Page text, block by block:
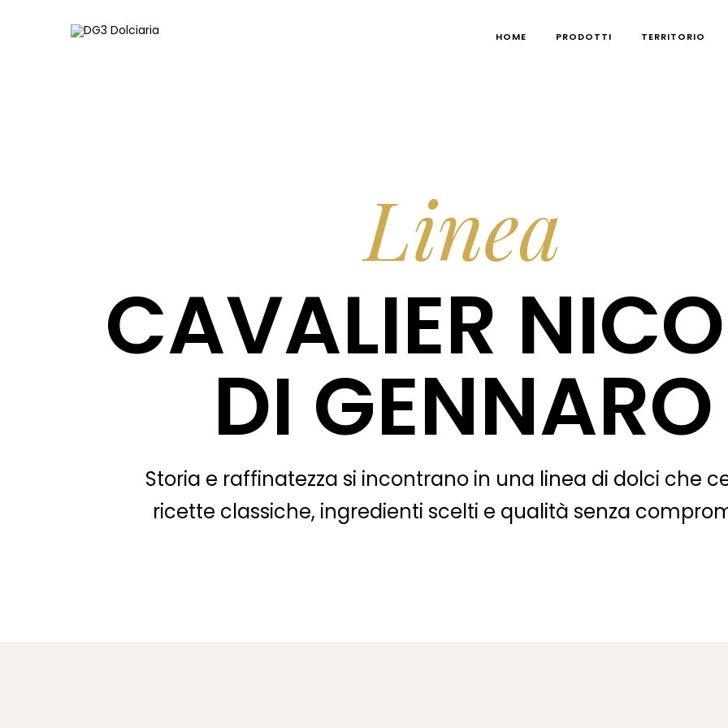
HOME PRODOTTI TERRITORIO
Linea
CAVALIER
DI GENNARO
Storia e raffinatezza si incontrano in una linea di dolci che
ricette classiche, ingredienti scelti e qualità senza